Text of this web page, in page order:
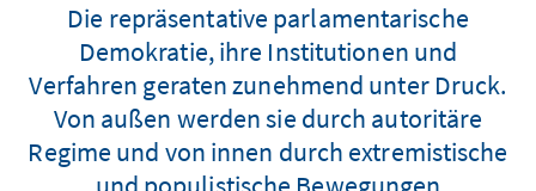
Die repräsentative parlamentarische
Demokratie, ihre Institutionen und
Verfahren geraten zunehmend unter Druck.
Von außen werden sie durch autoritäre
Regime und von innen durch extremistische